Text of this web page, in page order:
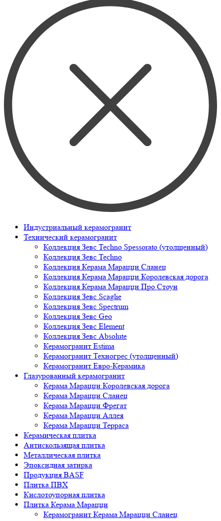
Индустриальный керамогранит
Технический керамогранит
Коллекция Зевс Techno Spessorato (утолщенный)
Коллекция Зевс Techno
Коллекция Керама Марацци Сланец
Коллекция Керама Марацци Королевская дорога
Коллекция Керама Марацци Про Стоун
Коллекция Зевс Scaglie
Коллекция Зевс Spectrum
Коллекция Зевс Geo
Коллекция Зевс Element
Коллекция Зевс Absolute
Керамогранит Estima
Керамогранит Техногрес (утолщенный)
Керамогранит Евро-Керамика
Глазурованный керамогранит
Керама Марацци Королевская дорога
Керама Марацци Сланец
Керама Марацци Фрегат
Керама Марацци Аллея
Керама Марацци Терраса
Керамическая плитка
Антискользящая плитка
Металлическая плитка
Эпоксидная затирка
Продукция BASF
Плитка ПВХ
Кислотоупорная плитка
Плитка Керама Марацци
Керамогранит Керама Марацци Сланец